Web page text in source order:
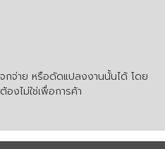
กจ่าย หรือดัดแปลงงานนั้นได้ โดย
องไม่ใช่เพื่อการค้า